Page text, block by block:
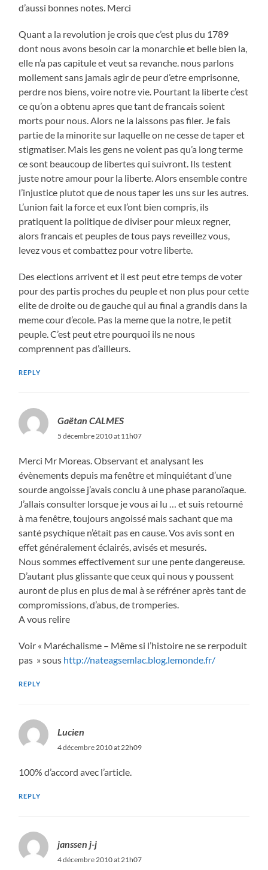
d’aussi bonnes notes. Merci
Quant a la revolution je crois que c’est plus du 1789
dont nous avons besoin car la monarchie et belle bien la,
elle n’a pas capitule et veut sa revanche. nous parlons
mollement sans jamais agir de peur d’etre emprisonne,
perdre nos biens, voire notre vie. Pourtant la liberte c’est
ce qu’on a obtenu apres que tant de francais soient
morts pour nous. Alors ne la laissons pas filer. Je fais
partie de la minorite sur laquelle on ne cesse de taper et
stigmatiser. Mais les gens ne voient pas qu’a long terme
ce sont beaucoup de libertes qui suivront. Ils testent
juste notre amour pour la liberte. Alors ensemble contre
l’injustice plutot que de nous taper les uns sur les autres.
L’union fait la force et eux l’ont bien compris, ils
pratiquent la politique de diviser pour mieux regner,
alors francais et peuples de tous pays reveillez vous,
levez vous et combattez pour votre liberte.
Des elections arrivent et il est peut etre temps de voter
pour des partis proches du peuple et non plus pour cette
elite de droite ou de gauche qui au final a grandis dans la
meme cour d’ecole. Pas la meme que la notre, le petit
peuple. C’est peut etre pourquoi ils ne nous
comprennent pas d’ailleurs.
REPLY
Gaëtan CALMES
5 décembre 2010 at 11h07
Merci Mr Moreas. Observant et analysant les
évènements depuis ma fenêtre et minquiétant d’une
sourde angoisse j’avais conclu à une phase paranoïaque.
J’allais consulter lorsque je vous ai lu … et suis retourné
à ma fenêtre, toujours angoissé mais sachant que ma
santé psychique n’était pas en cause. Vos avis sont en
effet généralement éclairés, avisés et mesurés.
Nous sommes effectivement sur une pente dangereuse.
D’autant plus glissante que ceux qui nous y poussent
auront de plus en plus de mal à se réfréner après tant de
compromissions, d’abus, de tromperies.
A vous relire
Voir « Maréchalisme – Même si l’histoire ne se rerpoduit
pas » sous http://nateagsemlac.blog.lemonde.fr/
REPLY
Lucien
4 décembre 2010 at 22h09
100% d’accord avec l’article.
REPLY
janssen j-j
4 décembre 2010 at 21h07